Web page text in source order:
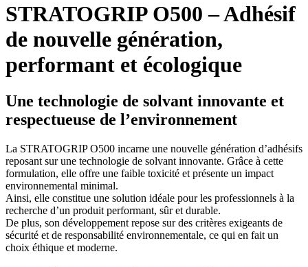
STRATOGRIP O500 – Adhésif
de nouvelle génération,
performant et écologique
Une technologie de solvant innovante et
respectueuse de l’environnement
La STRATOGRIP O500 incarne une nouvelle génération d’adhésifs
reposant sur une technologie de solvant innovante. Grâce à cette
formulation, elle offre une faible toxicité et présente un impact
environnemental minimal.
Ainsi, elle constitue une solution idéale pour les professionnels à la
recherche d’un produit performant, sûr et durable.
De plus, son développement repose sur des critères exigeants de
sécurité et de responsabilité environnementale, ce qui en fait un
choix éthique et moderne.